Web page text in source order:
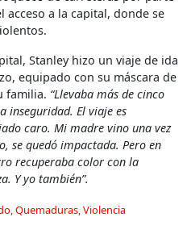
a la capital, donde se
Stanley hizo un viaje de ida
equipado con su máscara de
familia. “Llevaba más de cinco
inseguridad. El viaje es
caro. Mi madre vino una vez
se quedó impactada. Pero en
recuperaba color con la
Y yo también”.
,Quemaduras,Violencia